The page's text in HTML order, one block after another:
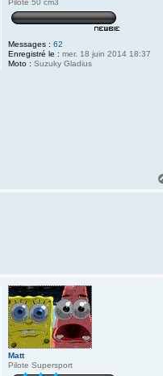
Pilote 50 cm3
Messages : 62
Enregistré le : mer. 18 juin 2014 18:37
Moto : Suzuky Gladius
Matt
Pilote Supersport